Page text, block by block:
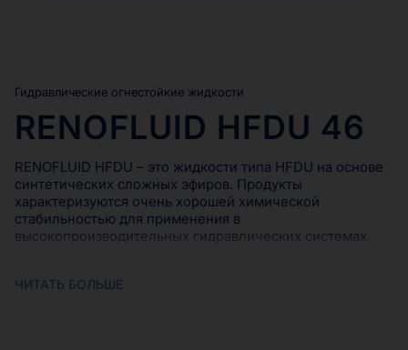
Гидравлические огнестойкие жидкости
RENOFLUID HFDU 46
RENOFLUID HFDU – это жидкости типа HFDU на основе
синтетических сложных эфиров. Продукты
характеризуются очень хорошей химической
стабильностью для применения в
высокопроизводительных гидравлических системах.
ЧИТАТЬ БОЛЬШЕ